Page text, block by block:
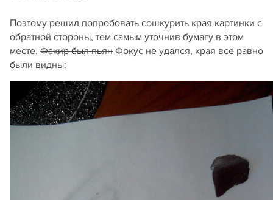
Поэтому решил попробовать сошкурить края картинки с
обратной стороны, тем самым уточнив бумагу в этом
месте. Факир был пьян Фокус не удался, края все равно
были видны: